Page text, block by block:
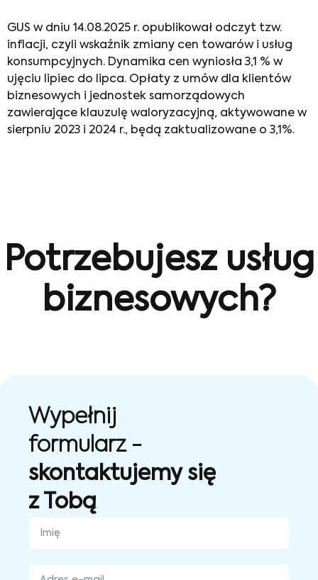
GUS w dniu 14.08.2025 r. opublikował odczyt tzw.
inflacji, czyli wskaźnik zmiany cen towarów i usług
konsumpcyjnych. Dynamika cen wyniosła 3,1 % w
ujęciu lipiec do lipca. Opłaty z umów dla klientów
biznesowych i jednostek samorządowych
zawierające klauzulę waloryzacyjną, aktywowane w
sierpniu 2023 i 2024 r., będą zaktualizowane o 3,1%.
Potrzebujesz usług
biznesowych?
Wypełnij
formularz -
skontaktujemy się
z Tobą